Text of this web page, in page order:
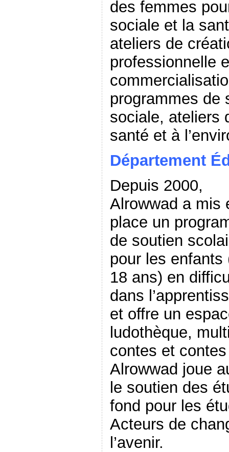
des femmes
sociale et la
ateliers de
professionnelle
programmes de
sociale, ateliers
santé et à
Département
Depuis 2000,
Alrowwad a mis
place un
de soutien
pour les enfants
18 ans) en
dans
et offre un
ludothèque,
contes et
Alrowwad joue
le soutien des
fond pour les
Acteurs de
l’avenir.